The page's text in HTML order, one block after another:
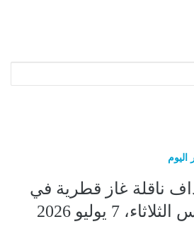
ناقلة غاز قطرية في
مضيق هرمزالأمس الثلاثاء، 7 يوليو 2026